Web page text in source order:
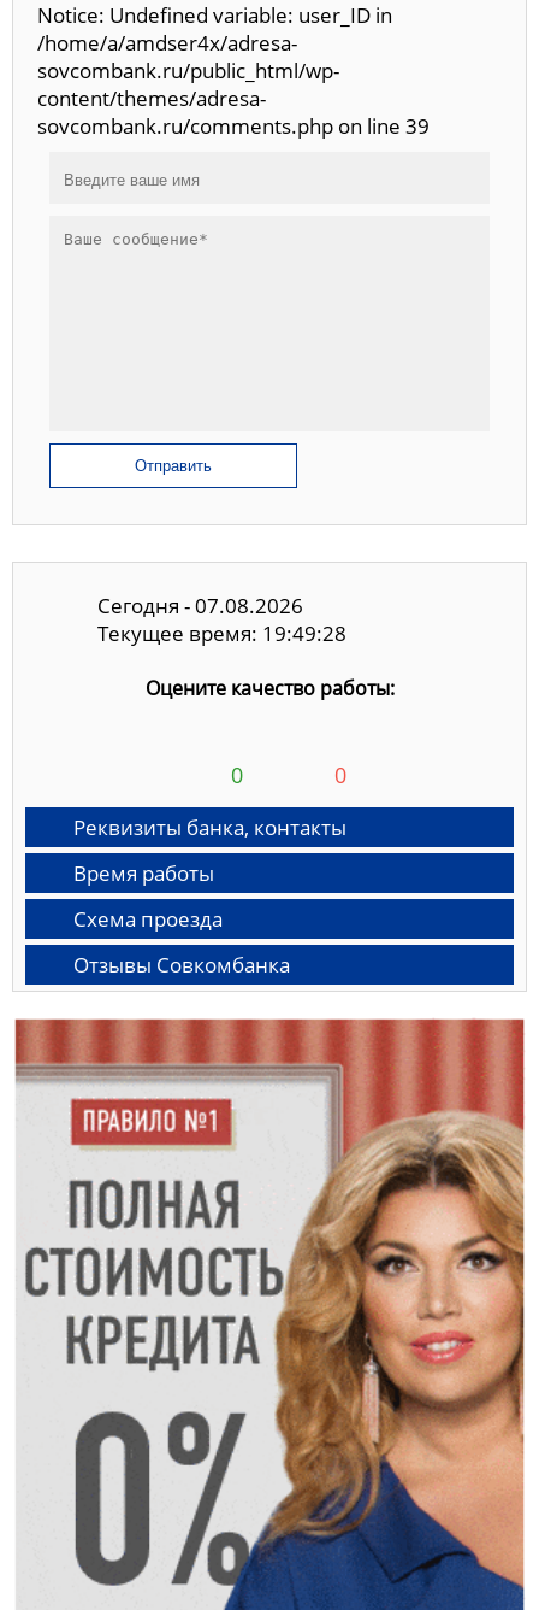
Notice: Undefined variable: user_ID in
/home/a/amdser4x/adresa-
sovcombank.ru/public_html/wp-
content/themes/adresa-
sovcombank.ru/comments.php on line 39
Отправить
Сегодня - 07.08.2026
Текущее время: 19:49:29
Оцените качество работы:
0 0
Реквизиты банка, контакты
Время работы
Схема проезда
Отзывы Совкомбанка